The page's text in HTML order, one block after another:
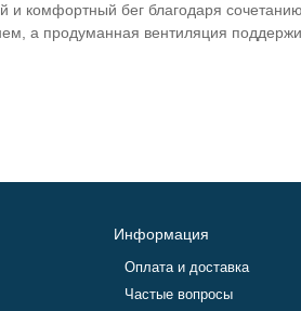
и комфортный бег благодаря
а продуманная вентиляция
Информация
Оплата и доставка
Частые вопросы